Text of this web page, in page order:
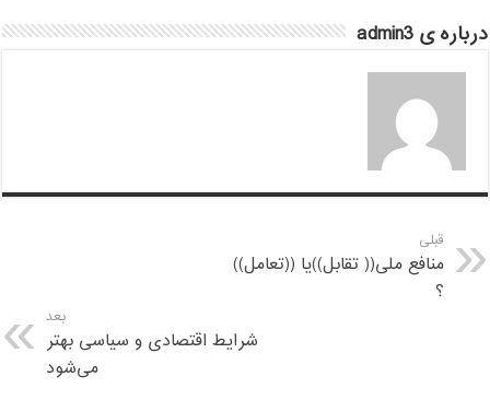
درباره ی admin3
قبلی
منافع ملی(( تقابل))یا ((تعامل))
؟
بعد
شرایط اقتصادی و سیاسی بهتر
می‌شود